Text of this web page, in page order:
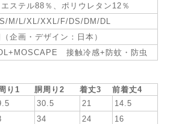
ステル88％、ポリウレタン12％
M/L/XL/XXL/F/DS/DM/DL
企画・デザイン：日本）
接触冷感+防蚊・防虫
り1 胴周り2 着丈3
前着丈4
30.5 21
14.5
34 24
16